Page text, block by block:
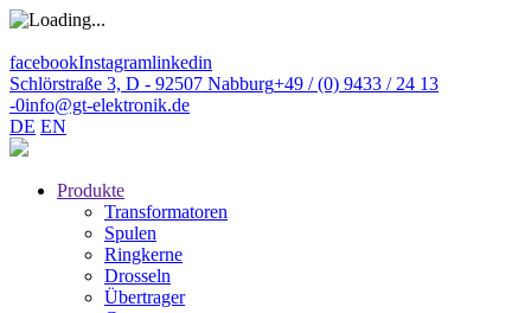
facebookInstagramlinkedin
Schlörstraße 3, D - 92507 Nabburg+49 / (0) 9433 / 24 13
-0info@gt-elektronik.de
DE EN
Produkte
Transformatoren
Spulen
Ringkerne
Drosseln
Übertrager